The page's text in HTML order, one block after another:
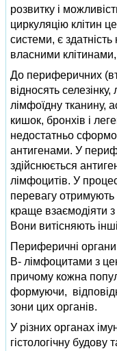
розвитку і
циркуляцію клітин
системи, є
власними
До периферичних
відносять
лімфоїдну тканину,
кишок, бронхів і
недостатньо
антигенами. У
здійснюється
лімфоцитів. У
перевагу отримують
краще взаємодіяти
Вони витісняють
Периферичні органи
В- лімфоцитами з
причому кожна
формуючи,
зони цих органів.
У різних органах
гістологічну будову